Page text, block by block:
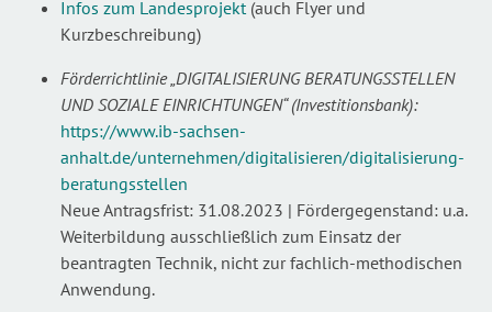
Infos zum Landesprojekt(auch Flyer und
Kurzbeschreibung)
Förderrichtlinie „DIGITALISIERUNG BERATUNGSSTELLEN
UND SOZIALE EINRICHTUNGEN“ (Investitionsbank):
https://www.ib-sachsen-
anhalt.de/unternehmen/digitalisieren/digitalisierung-
beratungsstellen
Neue Antragsfrist: 31.08.2023 | Fördergegenstand: u.a.
Weiterbildung ausschließlich zum Einsatz der
beantragten Technik, nicht zur fachlich-methodischen
Anwendung.